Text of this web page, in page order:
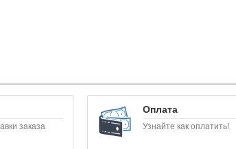
заказа
Оплата
Узнайте как оплатить!